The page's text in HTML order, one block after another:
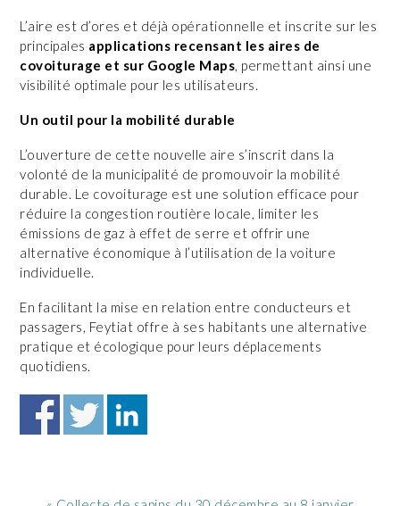
L’aire est d’ores et déjà opérationnelle et inscrite sur les
principales applications recensant les aires de
covoiturage et sur Google Maps , permettant ainsi une
visibilité optimale pour les utilisateurs.
Un outil pour la mobilité durable
L’ouverture de cette nouvelle aire s’inscrit dans la
volonté de la municipalité de promouvoir la mobilité
durable. Le covoiturage est une solution efficace pour
réduire la congestion routière locale, limiter les
émissions de gaz à effet de serre et offrir une
alternative économique à l’utilisation de la voiture
individuelle.
En facilitant la mise en relation entre conducteurs et
passagers, Feytiat offre à ses habitants une alternative
pratique et écologique pour leurs déplacements
quotidiens.